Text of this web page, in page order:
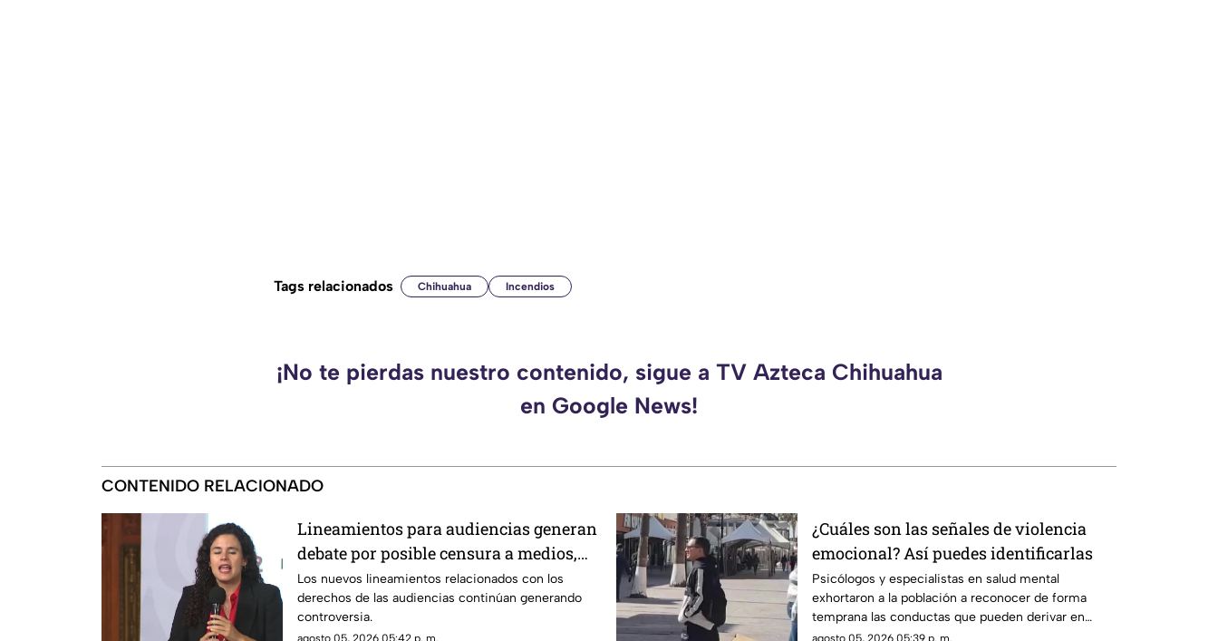
Tags relacionados Chihuahua Incendios
¡No te pierdas nuestro contenido, sigue a TV Azteca Chihuahua
en Google News!
CONTENIDO RELACIONADO
Lineamientos para audiencias generan
debate por posible censura a medios,
según críticas
Los nuevos lineamientos relacionados con los
derechos de las audiencias continúan generando
controversia.
¿Cuáles son las señales de violencia
emocional? Así puedes identificarlas
Psicólogos y especialistas en salud mental
exhortaron a la población a reconocer de forma
temprana las conductas que pueden derivar en
violencia emocional.